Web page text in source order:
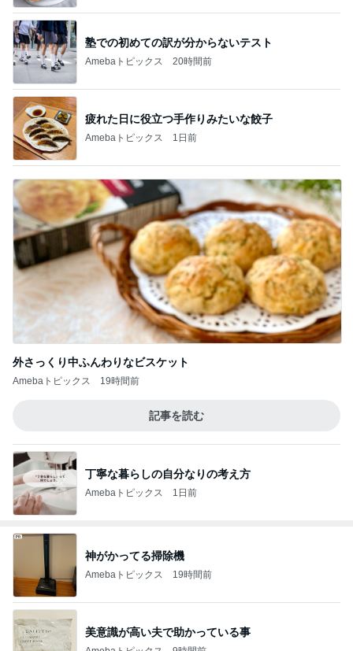
塾での初めての訳が分からないテスト
Amebaトピックス 20時間前
疲れた日に役立つ手作りみたいな餃子
Amebaトピックス 1日前
外さっくり中ふんわりなビスケット
Amebaトピックス 19時間前
記事を読む
丁寧な暮らしの自分なりの考え方
Amebaトピックス 1日前
神がかってる掃除機
Amebaトピックス 19時間前
美意識が高い夫で助かっている事
Amebaトピックス 9時間前